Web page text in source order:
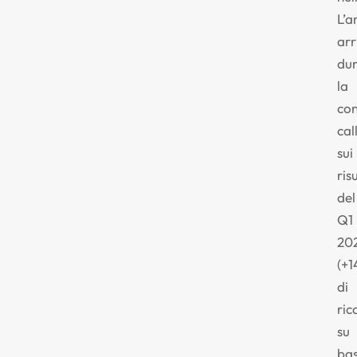
la
call
sui
del
Q1
di
su